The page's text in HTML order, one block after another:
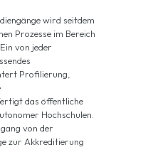
wird seitdem
Prozesse im Bereich
von jeder
Profilierung,
das öffentliche
Hochschulen.
von der
zur Akkreditierung